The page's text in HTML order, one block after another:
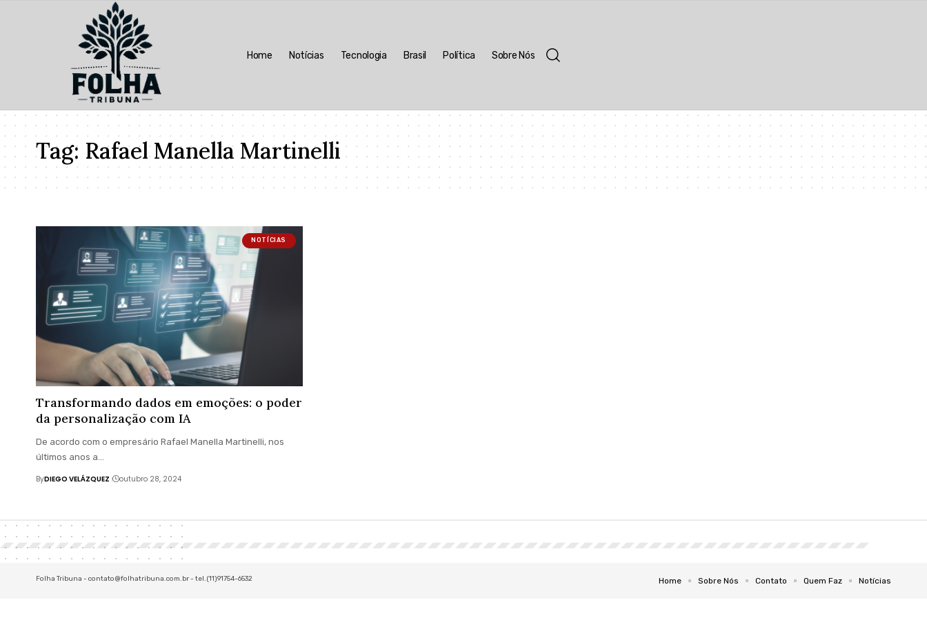
Home Notícias Tecnologia Brasil Política Sobre Nós
Tag: Rafael Manella Martinelli
NOTÍCIAS
Transformando dados em emoções: o poder
da personalização com IA
De acordo com o empresário Rafael Manella Martinelli, nos
últimos anos a…
ByDIEGO VELÁZQUEZ outubro 28, 2024
Folha Tribuna - contato@folhatribuna.com.br- tel.(11)91754-6532 Home Sobre Nós Contato Quem Faz Notícias